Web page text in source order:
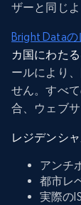
ザーと同じよ
Bright Data
カ国にわた
ールにより
せん。すべ
合、ウェブ
レジデンシ
アンチ
都市レ
実際の